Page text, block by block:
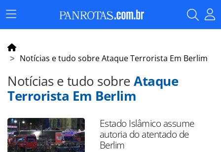
Menu
Principal
Notícias e tudo sobre Ataque Terrorista Em Berlim
Notícias e tudo sobreAtaque
Terrorista Em Berlim
Estado Islâmico assume
autoria do atentado de
Berlim